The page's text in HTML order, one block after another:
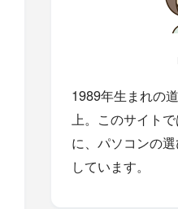
1989年生まれの
上。このサイト
に、パソコンの
しています。